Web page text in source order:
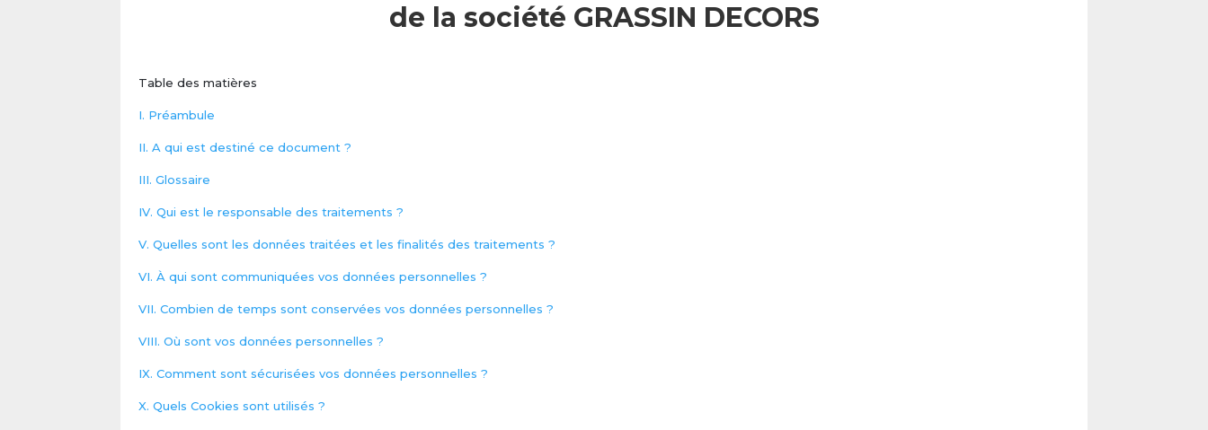
de la société GRASSIN DECORS
Table des matières
I. Préambule
II. A qui est destiné ce document ?
III. Glossaire
IV. Qui est le responsable des traitements ?
V. Quelles sont les données traitées et les finalités des traitements ?
VI. À qui sont communiquées vos données personnelles ?
VII. Combien de temps sont conservées vos données personnelles ?
VIII. Où sont vos données personnelles ?
IX. Comment sont sécurisées vos données personnelles ?
X. Quels Cookies sont utilisés ?